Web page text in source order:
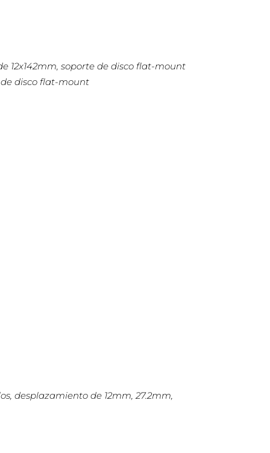
12x142mm, soporte de disco flat-mount
de disco flat-mount
desplazamiento de 12mm, 27.2mm,